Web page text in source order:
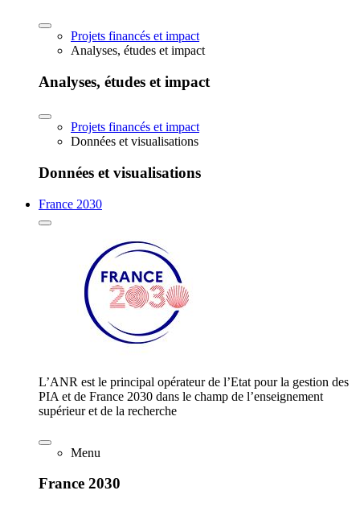
Projets financés et impact
Analyses, études et impact
Analyses, études et impact
Projets financés et impact
Données et visualisations
Données et visualisations
France 2030
L’ANR est le principal opérateur de l’Etat pour la gestion des
PIA et de France 2030 dans le champ de l’enseignement
supérieur et de la recherche
Menu
France 2030